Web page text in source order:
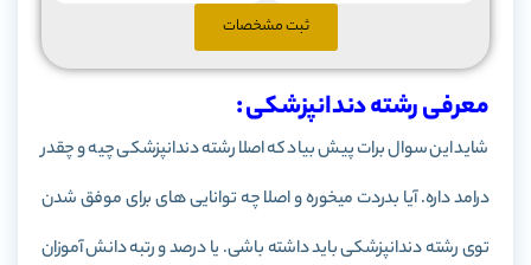
ثبت مشخصات
معرفی رشته دندانپزشکی :
شاید این سوال برات پیش بیاد که اصلا رشته دندانپزشکی چیه و چقدر
درامد داره. آیا بدردت میخوره و اصلا چه توانایی های برای موفق شدن
توی رشته دندانپزشکی باید داشته باشی. یا درصد و رتبه دانش آموزان